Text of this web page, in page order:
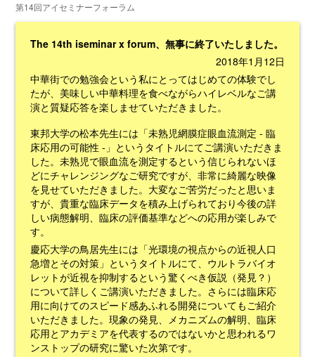
第14回アイセミナーフォーラム
The 14th iseminar x forum、無事に終了いたしました。
2018年1月12日
中華街での勉強会という私にとってはじめての体験でし
たが、美味しい中華料理を食べながらハイレベルなご講
演と質疑応答を楽しませていただきました。
東邦大学の松本先生には「未熟児網膜症眼血流測定 - 臨
床応用の可能性 -」というタイトルにてご講演いただきま
した。未熟児で眼血流を測定するという信じられないほ
どにチャレンジングなご研究ですが、非常に綺麗な映像
を見せていただきました。大変なご苦労だったと思いま
すが、貴重な臨床データを積み上げられており今後の詳
しい病態解明、臨床の評価基準などへの応用が楽しみで
す。
慶応大学の鳥居先生には「光環境の視点からの近視人口
急増とその対策」というタイトルにて、ウルトラバイオ
レットが近視を抑制するという驚くべき仮説（発見？）
について詳しくご講演いただきました。さらには臨床応
用に向けてのスピード感あふれる開発についてもご紹介
いただきました。現象の発見、メカニズムの解明、臨床
応用とアカデミアを代表するのではないかと思われるワ
ンストップの研究に驚いた次第です。